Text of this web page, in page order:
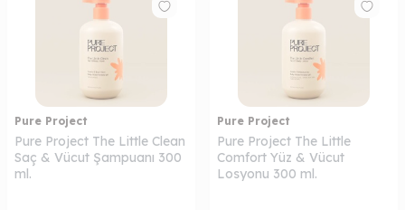
Pure Project
Pure Project The Little Clean
Saç & Vücut Şampuanı 300
ml.
Pure Project
Pure Project The Little
Comfort Yüz & Vücut
Losyonu 300 ml.